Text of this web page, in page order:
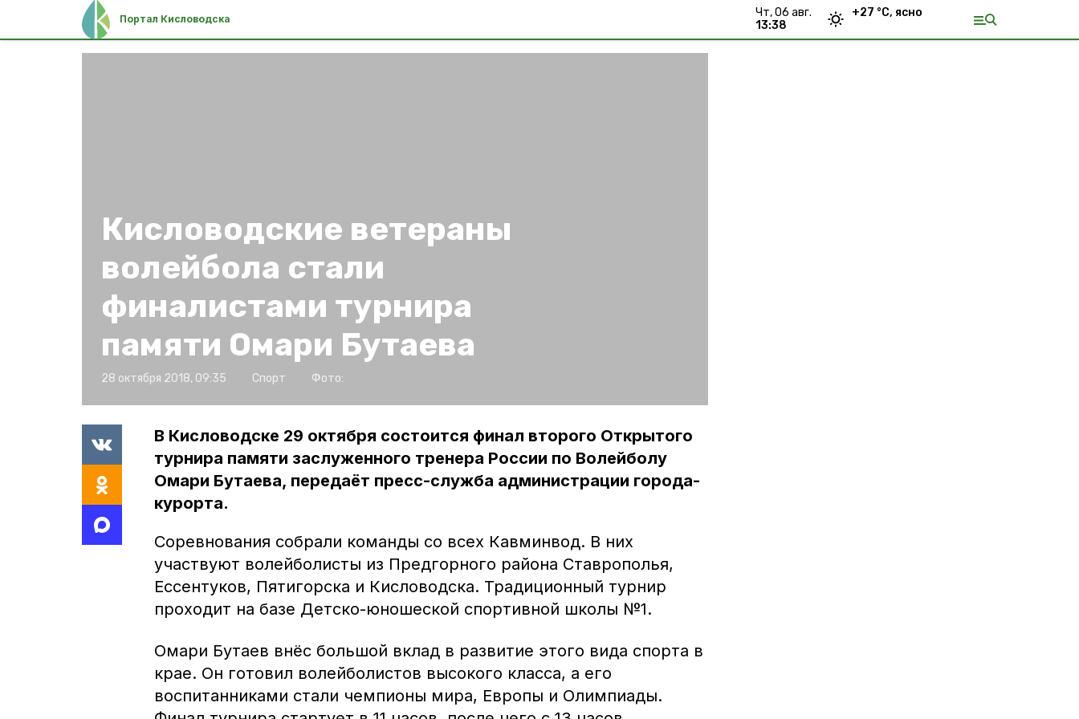
Портал Кисловодска
чт, 06 авг.
13:38
+27 °С, ясно
Кисловодские ветераны
волейбола стали
финалистами турнира
памяти Омари Бутаева
28 октября 2018, 09:35 Спорт Фото:
В Кисловодске 29 октября состоится финал второго Открытого
турнира памяти заслуженного тренера России по Волейболу
Омари Бутаева, передаёт пресс-служба администрации города-
курорта.
Соревнования собрали команды со всех Кавминвод. В них
участвуют волейболисты из Предгорного района Ставрополья,
Ессентуков, Пятигорска и Кисловодска. Традиционный турнир
проходит на базе Детско-юношеской спортивной школы №1.
Омари Бутаев внёс большой вклад в развитие этого вида спорта в
крае. Он готовил волейболистов высокого класса, а его
воспитанниками стали чемпионы мира, Европы и Олимпиады.